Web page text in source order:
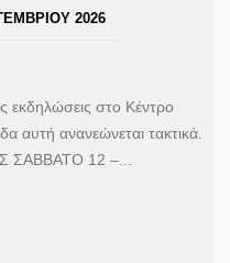
2026
στο Κέντρο
αυτή ανανεώνεται τακτικά.
ΣΑΒΒΑΤΟ 12 –...